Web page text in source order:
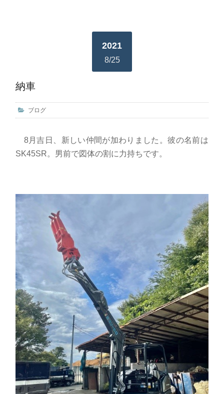
2021
8/25
納車
ブログ
8月吉日、新しい仲間が加わりました。彼の名前は
SK45SR。男前で図体の割に力持ちです。